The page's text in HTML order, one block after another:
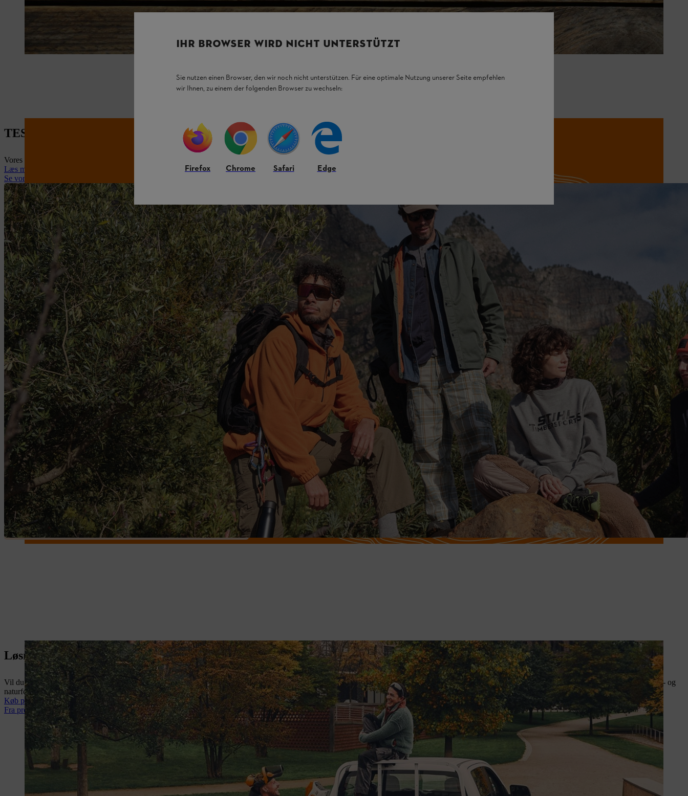
TESTVINDER – RMA 248 T
Vores batteridrevne plæneklipper STIHL RMA 248 T er kåret som testvinder hos Gør Det Selv. Modellen fremhæves for sit smarte design, høje kvalitet og stærke klipperesultater.
Læs mere
Se vores plæneklippere
BRANDSHOP
Opdag STIHL Brandshop – et bredt sortiment af profilprodukter og merchandise i høj
kvalitet til både arbejde og fritid.
Gå til Brandshop
Løsninger til professionelle
Vil du have styrke uden at gå på kompromis med arbejdsmiljøet? Tag enhver professionel udfordring op med AP-systemet – nogle af markedets mest kraftfulde batterimaskiner til dig, der arbejder med park- og
naturforvaltning, landskabsarkitektur og havearbejde. Med i købet får du et arbejdsmiljø med lavere støjniveau – og helt uden emissioner!
Køb professionelle produkter nu
Fra professionelle til professionelle
IHR BROWSER WIRD NICHT UNTERSTÜTZT
Sie nutzen einen Browser, den wir noch nicht unterstützen. Für eine optimale Nutzung unserer Seite empfehlen
wir Ihnen, zu einem der folgenden Browser zu wechseln:
Firefox Chrome Safari Edge